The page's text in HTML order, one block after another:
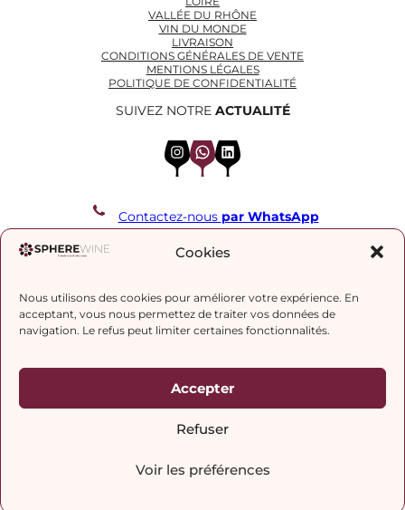
Cookies
Nous utilisons des cookies pour améliorer votre expérience. En
acceptant, vous nous permettez de traiter vos données de
navigation. Le refus peut limiter certaines fonctionnalités.
Accepter
Refuser
Voir les préférences
VALLÉE DU RHÔNE
VIN DU MONDE
LIVRAISON
CONDITIONS GÉNÉRALES DE VENTE
MENTIONS LÉGALES
POLITIQUE DE CONFIDENTIALITÉ
SUIVEZ NOTRE ACTUALITÉ
InstagramWhatsApp LinkedIn
Contactez-nous par WhatsApp
REJOIGNEZ NOTRE LISTE DE DIFFUSION
politique de confidentialité.